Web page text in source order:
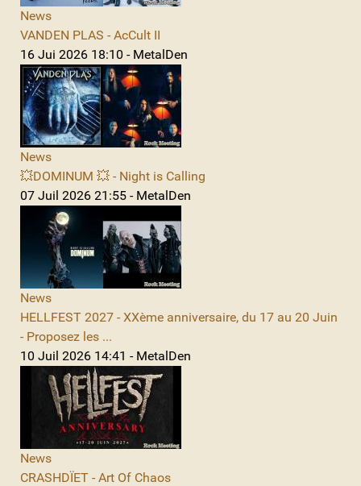
News
VANDEN PLAS - AcCult II
16 Jui 2026 18:10 - MetalDen
News
💥DOMINUM 💥 - Night is Calling
07 Juil 2026 21:55 - MetalDen
News
HELLFEST 2027 - XXème anniversaire, du 17 au 20 Juin
- Proposez les ...
10 Juil 2026 14:41 - MetalDen
News
CRASHDÏET - Art Of Chaos